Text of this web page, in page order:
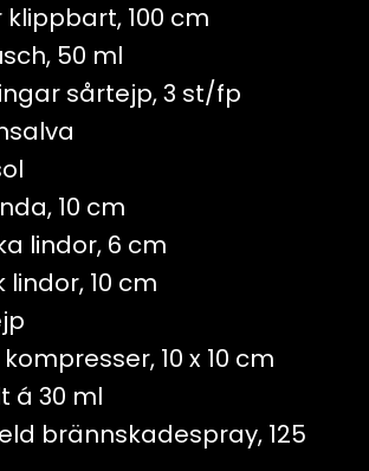
100 cm
50 ml
sårtejp, 3 st/fp
10 cm
lindor, 6 cm
lindor, 10 cm
10 x 10 cm
á 30 ml
brännskadespray, 125